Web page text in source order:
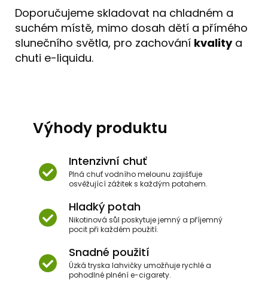
Doporučujeme skladovat na chladném a
suchém místě, mimo dosah dětí a přímého
slunečního světla, pro zachování kvalitya
chuti e-liquidu.
Výhody produktu
Intenzivní chuť
Plná chuť vodního melounu zajišťuje
osvěžující zážitek s každým potahem.
Hladký potah
Nikotinová sůl poskytuje jemný a příjemný
pocit při každém použití.
Snadné použití
Úzká tryska lahvičky umožňuje rychlé a
pohodlné plnění e-cigarety.